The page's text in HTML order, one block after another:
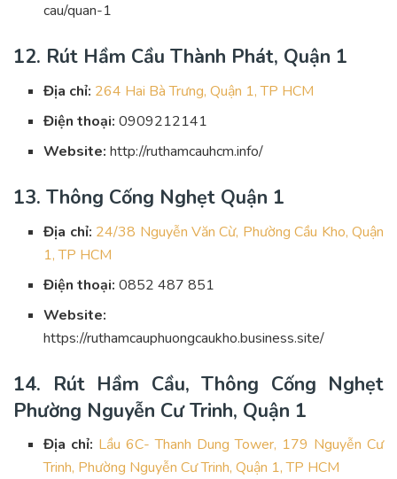
cau/quan-1
12. Rút Hầm Cầu Thành Phát, Quận 1
Địa chỉ: 264 Hai Bà Trưng, Quận 1, TP HCM
Điện thoại: 0909212141
Website: http://ruthamcauhcm.info/
13. Thông Cống Nghẹt Quận 1
Địa chỉ: 24/38 Nguyễn Văn Cừ, Phường Cầu Kho, Quận
1, TP HCM
Điện thoại: 0852 487 851
Website:
https://ruthamcauphuongcaukho.business.site/
14. Rút Hầm Cầu, Thông Cống Nghẹt
Phường Nguyễn Cư Trinh, Quận 1
Địa chỉ: Lầu 6C- Thanh Dung Tower, 179 Nguyễn Cư
Trinh, Phường Nguyễn Cư Trinh, Quận 1, TP HCM